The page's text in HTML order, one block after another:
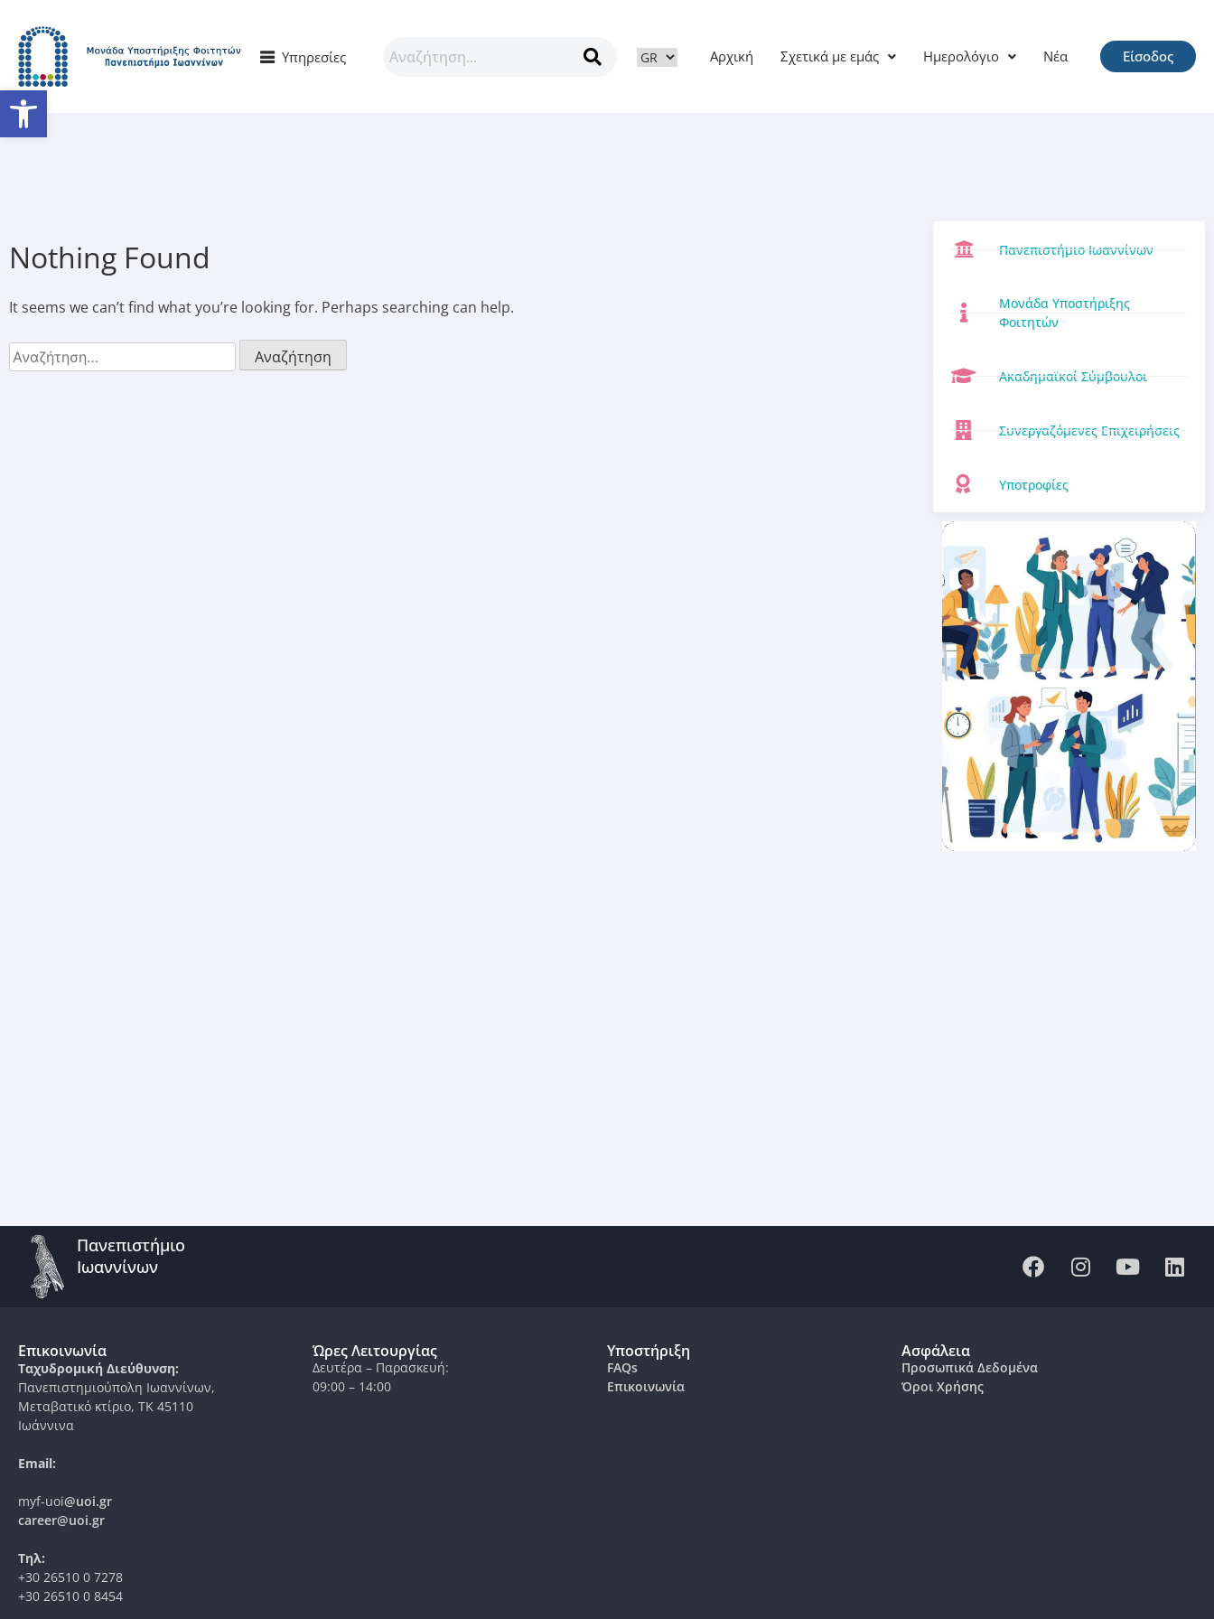
Ανοίξτε τη γραμμή εργαλείων
Υπηρεσίες Αρχική Σχετικά με εμάς Ημερολόγιο Νέα Είσοδος
Nothing Found
It seems we can’t find what you’re looking for. Perhaps searching can help.
Πανεπιστήμιο Ιωαννίνων
Μονάδα Υποστήριξης
Φοιτητών
Ακαδημαϊκοί Σύμβουλοι
Συνεργαζόμενες Επιχειρήσεις
Υποτροφίες
Πανεπιστήμιο
Ιωαννίνων
Επικοινωνία
Ταχυδρομική Διεύθυνση:
Πανεπιστημιούπολη Ιωαννίνων,
Μεταβατικό κτίριο, ΤΚ 45110
Ιωάννινα
Email:
myf-uoi@uoi.gr
career@uoi.gr
Τηλ:
+30 26510 0 7278
+30 26510 0 8454
Ώρες Λειτουργίας
Δευτέρα – Παρασκευή:
09:00 – 14:00
Υποστήριξη
FAQs
Επικοινωνία
Ασφάλεια
Προσωπικά Δεδομένα
Όροι Χρήσης